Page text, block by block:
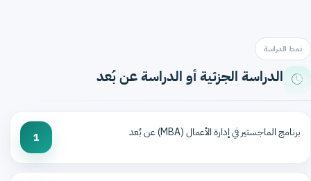
نمط الدراسة
الدراسة الجزئية أو الدراسة عن بُعد
برنامج الماجستير في إدارة الأعمال (MBA) عن بُعد 1